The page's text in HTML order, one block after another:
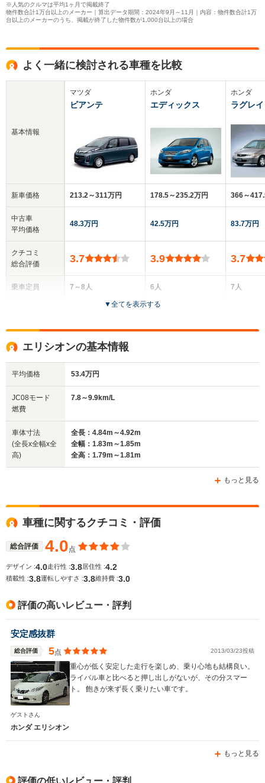
※人気のクルマは平均1ヶ月で掲載終了
物件数合計1万台以上のメーカー｜算出データ期間：2024年9月～11月｜内容：物件数合計1万
台以上のメーカーのうち、掲載が終了した物件数が1,000台以上の場合
よく一緒に検討される車種を比較
基本情報
新車価格
中古車
平均価格
クチコミ
総合評価
乗車定員
サイズ
(全長x全幅x全高)
WLTCモード
燃費
マツダ
ビアンテ
213.2～311万円
48.3万円
3.7
7～8人
全高
1.84m～1.86m
全幅
1.77m
ホンダ
エディックス
178.5～235.2万円
42.5万円
3.9
6人
5ドア
ホンダ
ラグレ
366～
83.7万円
3.7
7人
▼全てを表示する
エリシオンの基本情報
平均価格 53.4万円
JC08モード
燃費
7.8～9.9km/L
車体寸法
(全長x全幅x全
高)
全長：4.84m～4.92m
全幅：1.83m～1.85m
全高：1.79m～1.81m
もっと見る
車種に関するクチコミ・評価
総合評価 4.0点
デザイン :4.0走行性 :3.8居住性 :4.2
積載性 :3.8運転しやすさ :3.8維持費 :3.0
評価の高いレビュー・評判
安定感抜群
総合評価 5点 2013/03/23投稿
重心が低く安定した走行を楽しめ、乗り心地も結構良い。
ライバル車と比べると押し出しがないが、その分スマー
ト。 飽きが来ず長く乗りたい車です。
ゲストさん
ホンダ エリシオン
もっと見る
評価の低いレビュー・評判